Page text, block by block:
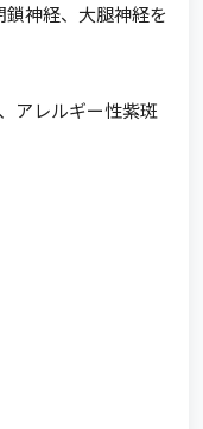
神経、大腿神経を
アレルギー性紫斑